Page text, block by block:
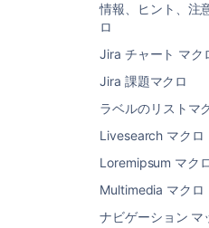
情報、ヒント、注
ロ
Jira チャート マク
Jira 課題マクロ
ラベルのリストマ
Livesearch マクロ
Loremipsum マク
Multimedia マクロ
ナビゲーション マ
その後、ページを公開
ル、枠線、および背景色